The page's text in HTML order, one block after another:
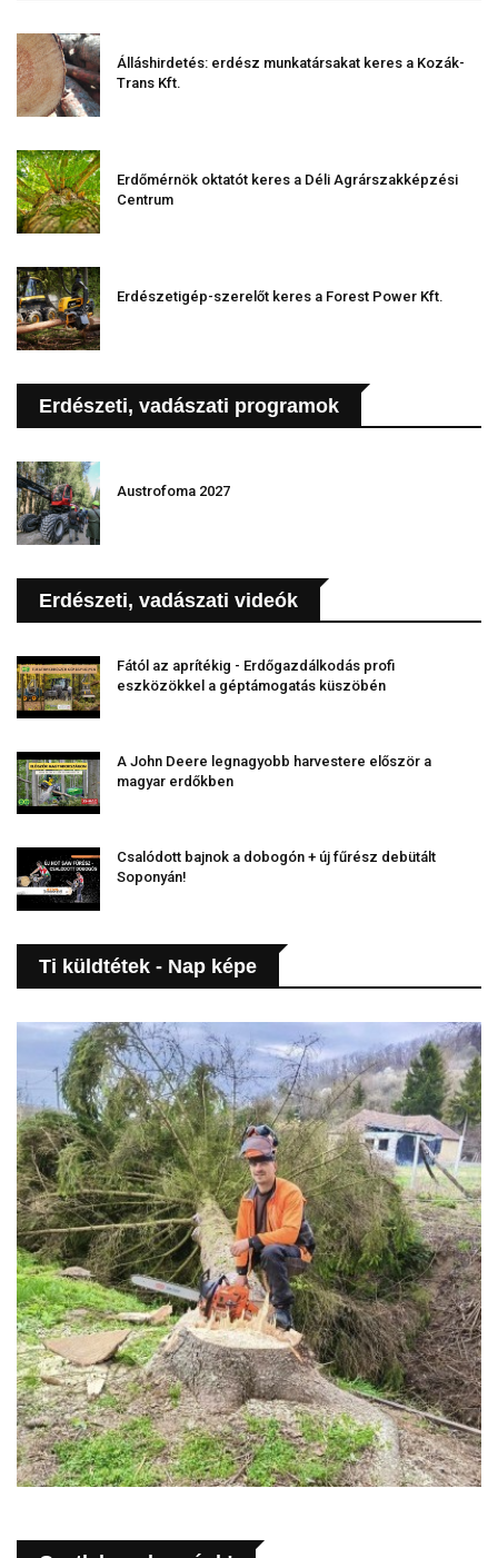
Álláshirdetés: erdész munkatársakat keres a Kozák-
Trans Kft.
Erdőmérnök oktatót keres a Déli Agrárszakképzési
Centrum
Erdészetigép-szerelőt keres a Forest Power Kft.
Erdészeti, vadászati programok
Austrofoma 2027
Erdészeti, vadászati videók
Fától az aprítékig - Erdőgazdálkodás profi
eszközökkel a géptámogatás küszöbén
A John Deere legnagyobb harvestere először a
magyar erdőkben
Csalódott bajnok a dobogón + új fűrész debütált
Soponyán!
Ti küldtétek - Nap képe